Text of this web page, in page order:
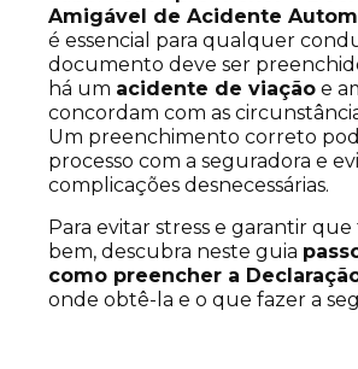
Amigável de Acidente
é essencial para qualquer
documento deve ser
há um acidente de viação e
concordam com as
Um preenchimento correto
processo com a seguradora e
complicações desnecessárias.
Para evitar stress e garantir
bem, descubra neste guia
como preencher a
onde obtê-la e o que fazer a